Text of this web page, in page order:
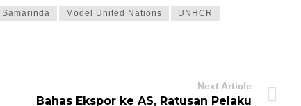
Model United Nations
UNHCR
Next Article
Bahas Ekspor ke AS, Ratusan Pelaku